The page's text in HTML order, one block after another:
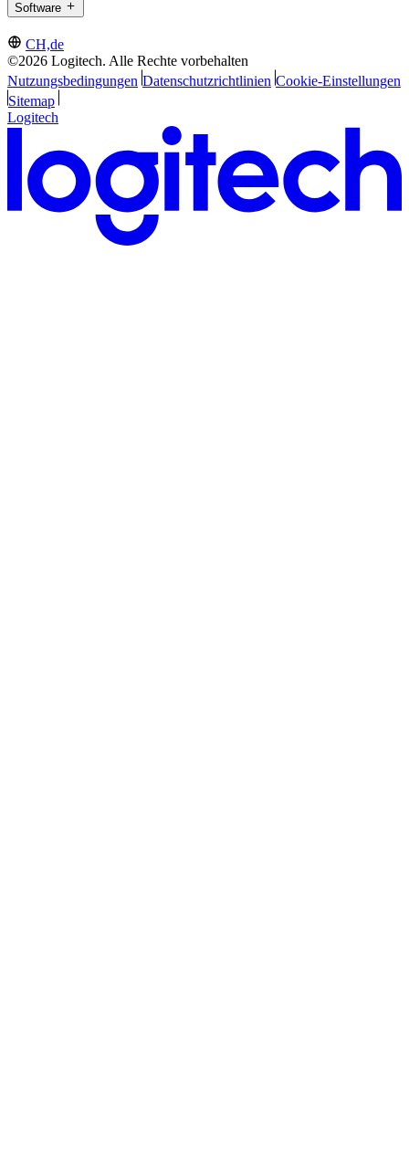
Software
CH,de
©2026 Logitech. Alle Rechte vorbehalten
Nutzungsbedingungen Datenschutzrichtlinien Cookie-Einstellungen
Sitemap
Logitech